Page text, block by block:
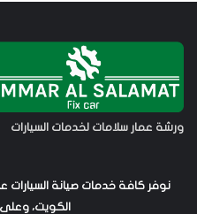
ورشة عمار سلامات لخدمات السيارات
نوفر كافة خدمات صيانة السيارات
الكويت، وعلى مدار